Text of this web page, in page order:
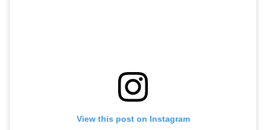
View this post on Instagram